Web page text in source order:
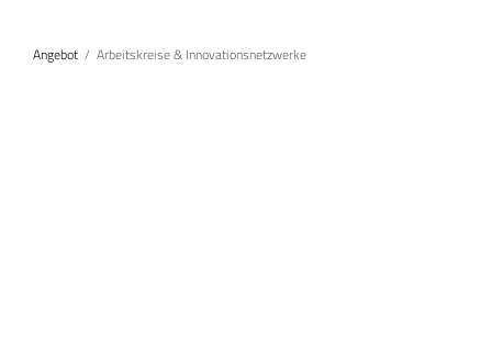
Angebot Arbeitskreise & Innovationsnetzwerke